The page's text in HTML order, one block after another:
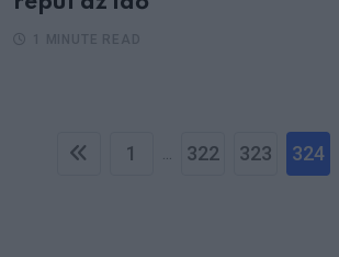
1 ... 322 323 324